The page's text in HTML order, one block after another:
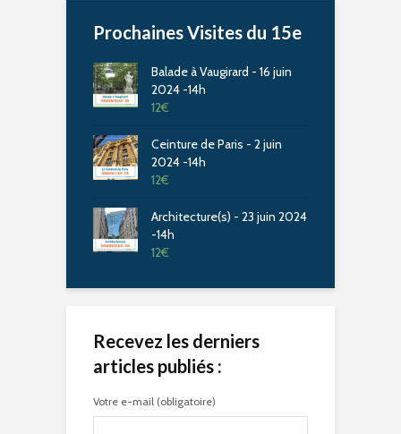
Prochaines Visites du 15e
Balade à Vaugirard - 16 juin
2024 -14h
12€
Ceinture de Paris - 2 juin
2024 -14h
12€
Architecture(s) - 23 juin 2024
-14h
12€
Recevez les derniers
articles publiés :
Votre e-mail (obligatoire)